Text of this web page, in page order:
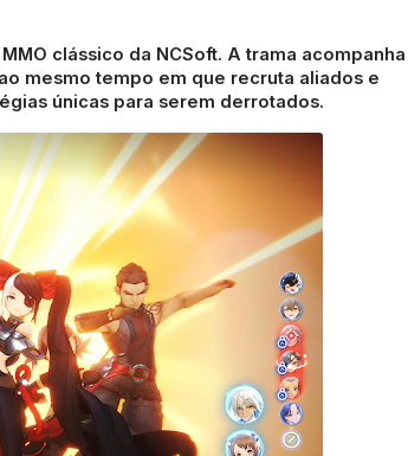
MMO clássico da NCSoft. A trama acompanha
mesmo tempo em que recruta aliados e
únicas para serem derrotados.